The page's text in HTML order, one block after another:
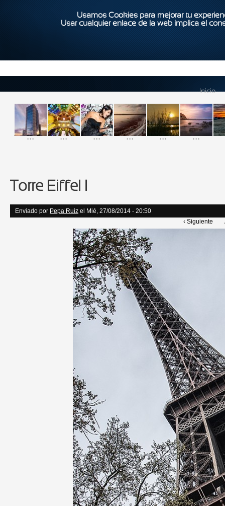
Usamos Cookies para mejorar tu
Usar cualquier enlace de la web implica el
Inicio
... ... ... ... ... ...
Torre Eiffel I
Enviado por Pepa Ruiz el Mié, 27/08/2014 - 20:50
‹ Siguiente